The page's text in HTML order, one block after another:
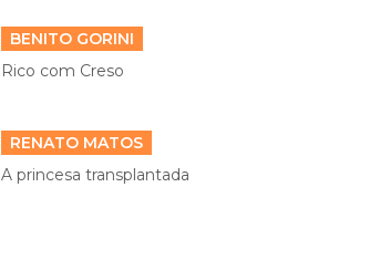
BENITO GORINI
Rico com Creso
RENATO MATOS
A princesa transplantada